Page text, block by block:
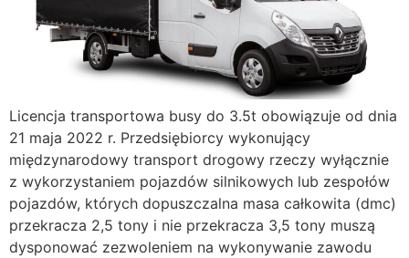
Licencja transportowa busy do 3.5t obowiązuje od dnia
21 maja 2022 r. Przedsiębiorcy wykonujący
międzynarodowy transport drogowy rzeczy wyłącznie
z wykorzystaniem pojazdów silnikowych lub zespołów
pojazdów, których dopuszczalna masa całkowita (dmc)
przekracza 2,5 tony i nie przekracza 3,5 tony muszą
dysponować zezwoleniem na wykonywanie zawodu